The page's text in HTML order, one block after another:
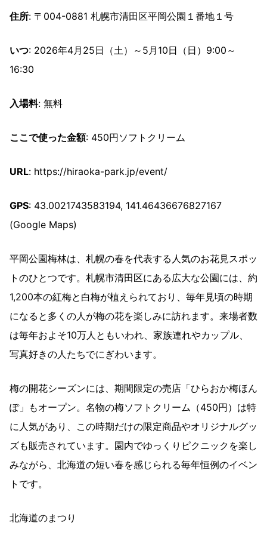
住所: 〒004-0881 札幌市清田区平岡公園１番地１号
いつ: 2026年4月25日（土）～5月10日（日）9:00～
16:30
入場料: 無料
ここで使った金額: 450円ソフトクリーム
URL: https://hiraoka-park.jp/event/
GPS: 43.0021743583194, 141.46436676827167
(Google Maps)
平岡公園梅林は、札幌の春を代表する人気のお花見スポッ
トのひとつです。札幌市清田区にある広大な公園には、約
1,200本の紅梅と白梅が植えられており、毎年見頃の時期
になると多くの人が梅の花を楽しみに訪れます。来場者数
は毎年およそ10万人ともいわれ、家族連れやカップル、
写真好きの人たちでにぎわいます。
梅の開花シーズンには、期間限定の売店「ひらおか梅ほん
ぽ」もオープン。名物の梅ソフトクリーム（450円）は特
に人気があり、この時期だけの限定商品やオリジナルグッ
ズも販売されています。園内でゆっくりピクニックを楽し
みながら、北海道の短い春を感じられる毎年恒例のイベン
トです。
北海道のまつり